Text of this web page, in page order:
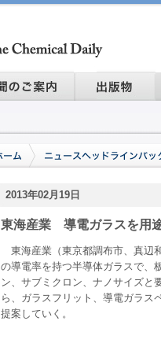
2013年02月19日
東海産業 導電ガラスを用
東海産業（東京都調布市、真辺
の導電率を持つ半導体ガラスで、
ン、サブミクロン、ナノサイズと
ら、ガラスフリット、導電ガラス
提案していく。